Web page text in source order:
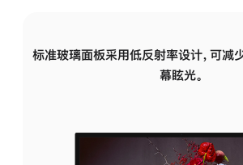
标准玻璃面板采用低反射率设计，可减
幕眩光。